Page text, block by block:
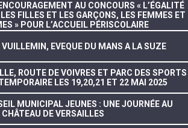
AU CONCOURS « L’ÉGALITÉ
FILLES ET LES GARÇONS, LES FEMMES ET
» POUR L’ACCUEIL PÉRISCOLAIRE
EVEQUE DU MANS A LA SUZE
ROUTE DE VOIVRES ET PARC DES SPORTS
LES 19,20,21 ET 22 MAI 2025
MUNICIPAL JEUNES : UNE JOURNÉE AU
CHÂTEAU DE VERSAILLES